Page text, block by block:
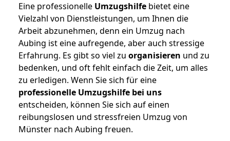
Eine professionelle Umzugshilfe bietet eine
Vielzahl von Dienstleistungen, um Ihnen die
Arbeit abzunehmen, denn ein Umzug nach
Aubing ist eine aufregende, aber auch stressige
Erfahrung. Es gibt so viel zu organisieren und zu
bedenken, und oft fehlt einfach die Zeit, um alles
zu erledigen. Wenn Sie sich für eine
professionelle Umzugshilfe bei uns
entscheiden, können Sie sich auf einen
reibungslosen und stressfreien Umzug von
Münster nach Aubing freuen.